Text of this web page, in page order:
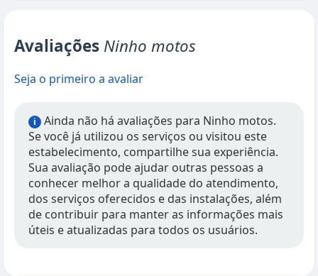
Avaliações Ninho motos
Seja o primeiro a avaliar
i
Ainda não há avaliações para Ninho motos.
Se você já utilizou os serviços ou visitou este
estabelecimento, compartilhe sua experiência.
Sua avaliação pode ajudar outras pessoas a
conhecer melhor a qualidade do atendimento,
dos serviços oferecidos e das instalações, além
de contribuir para manter as informações mais
úteis e atualizadas para todos os usuários.